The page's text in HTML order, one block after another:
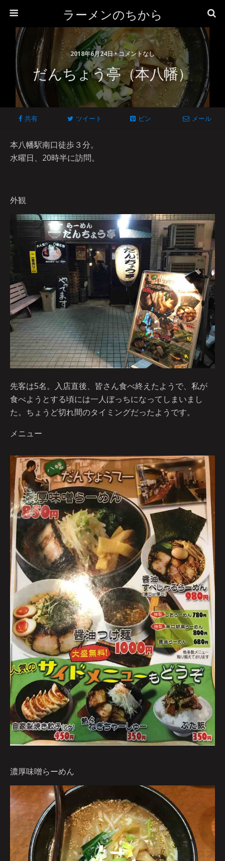
ラーメンのちから
2018年6月24日 • コメントなし
だんちょう亭（本八幡）
共有 ツイート ピン メール
本八幡駅南口徒歩３分。
水曜日、20時半に訪問。
外観
先客は5名。入店直後、皆さん食べ終えたようで、私が
食べようとする頃には一人ぼっちになってしまいまし
た。ちょうど切れ間のタイミングだったようです。
メニュー
濃厚味噌らーめん